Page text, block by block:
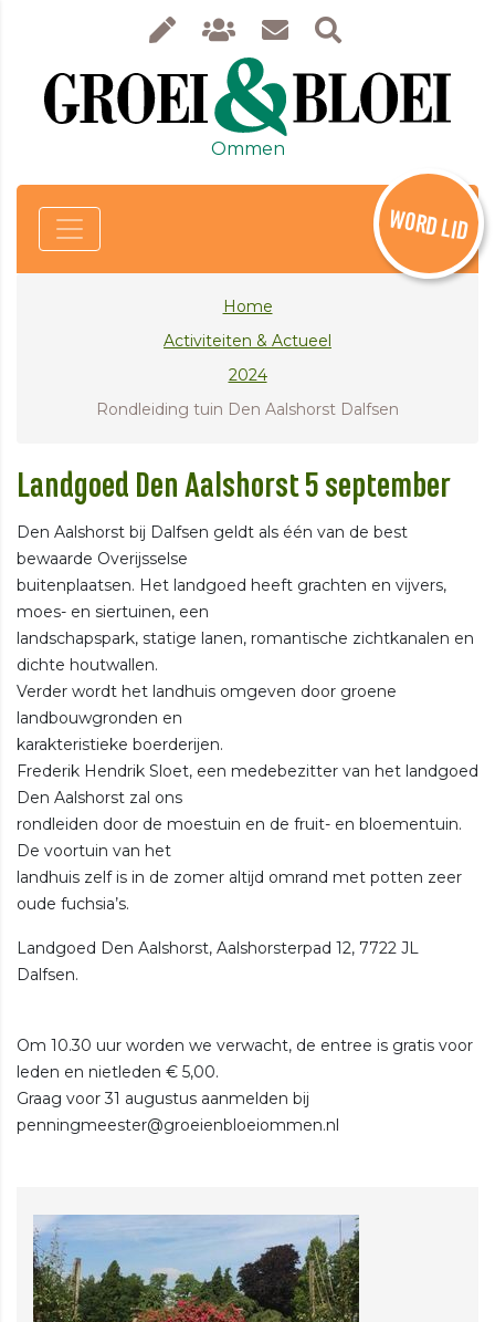
Ommen
WORD LID
Home
Activiteiten & Actueel
2024
Rondleiding tuin Den Aalshorst Dalfsen
Landgoed Den Aalshorst 5 september
Den Aalshorst bij Dalfsen geldt als één van de best
bewaarde Overijsselse
buitenplaatsen. Het landgoed heeft grachten en vijvers,
moes- en siertuinen, een
landschapspark, statige lanen, romantische zichtkanalen en
dichte houtwallen.
Verder wordt het landhuis omgeven door groene
landbouwgronden en
karakteristieke boerderijen.
Frederik Hendrik Sloet, een medebezitter van het landgoed
Den Aalshorst zal ons
rondleiden door de moestuin en de fruit- en bloementuin.
De voortuin van het
landhuis zelf is in de zomer altijd omrand met potten zeer
oude fuchsia’s.
Landgoed Den Aalshorst, Aalshorsterpad 12, 7722 JL
Dalfsen.
Om 10.30 uur worden we verwacht, de entree is gratis voor
leden en nietleden € 5,00.
Graag voor 31 augustus aanmelden bij
penningmeester@groeienbloeiommen.nl